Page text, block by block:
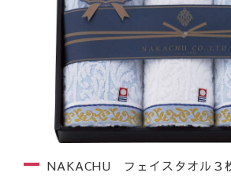
NAKACHU フェイスタオル３